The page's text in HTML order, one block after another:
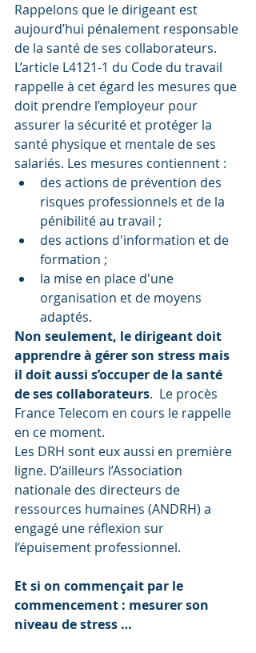
Rappelons que le dirigeant est
aujourd’hui pénalement responsable
de la santé de ses collaborateurs.
L’article L4121-1 du Code du travail
rappelle à cet égard les mesures que
doit prendre l’employeur pour
assurer la sécurité et protéger la
santé physique et mentale de ses
salariés. Les mesures contiennent :
des actions de prévention des
risques professionnels et de la
pénibilité au travail ;
des actions d'information et de
formation ;
la mise en place d'une
organisation et de moyens
adaptés.
Non seulement, le dirigeant doit
apprendre à gérer son stress mais
il doit aussi s’occuper de la santé
de ses collaborateurs.  Le procès
France Telecom en cours le rappelle
en ce moment.
Les DRH sont eux aussi en première
ligne. D’ailleurs l’Association
nationale des directeurs de
ressources humaines (ANDRH) a
engagé une réflexion sur
l’épuisement professionnel.
Et si on commençait par le
commencement : mesurer son
niveau de stress …